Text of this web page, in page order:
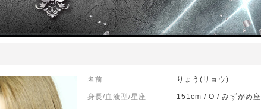
名前 りょう(リョウ)
身長/血液型/星座 151cm / O / みずがめ座